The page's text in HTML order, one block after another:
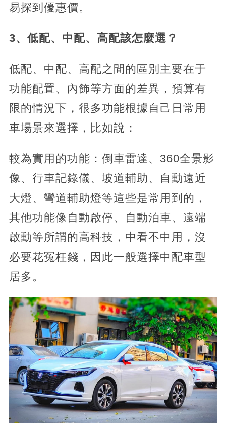
易探到優惠價。
3、低配、中配、高配該怎麼選？
低配、中配、高配之間的區別主要在于
功能配置、內飾等方面的差異，預算有
限的情況下，很多功能根據自己日常用
車場景來選擇，比如說：
較為實用的功能：倒車雷達、360全景影
像、行車記錄儀、坡道輔助、自動遠近
大燈、彎道輔助燈等這些是常用到的，
其他功能像自動啟停、自動泊車、遠端
啟動等所謂的高科技，中看不中用，沒
必要花冤枉錢，因此一般選擇中配車型
居多。